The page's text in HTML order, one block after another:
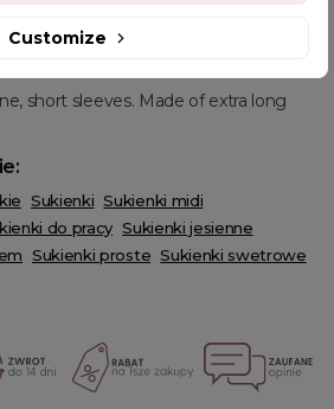
short sleeves. Made of extra long
Sukienki Sukienki midi
do pracy Sukienki jesienne
Sukienki proste Sukienki swetrowe
Customize